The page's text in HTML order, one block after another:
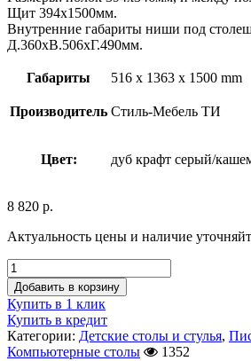
Щит 394х1500мм.
Внутренние габариты ниши под
Д.360хВ.506хГ.490мм.
Габариты 516 x 1363 x 1500 mm
Производитель Стиль-Мебель ТИ
Цвет: дуб крафт серый/
8 820 р.
Актуальность цены и наличие
Добавить в корзину
Купить в 1 клик
Купить в кредит
Категории: Детские столы и стулья,
Компьютерные столы
1352